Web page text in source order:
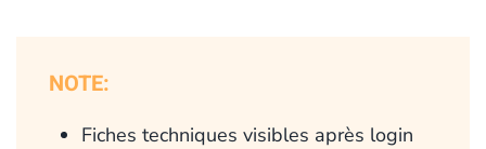
NOTE:
Fiches techniques visibles après login